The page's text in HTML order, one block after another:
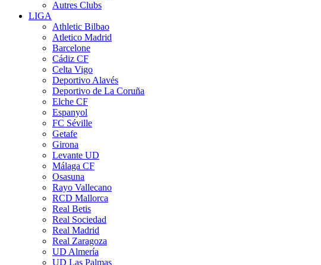
Autres Clubs
LIGA
Athletic Bilbao
Atletico Madrid
Barcelone
Cádiz CF
Celta Vigo
Deportivo Alavés
Deportivo de La Coruña
Elche CF
Espanyol
FC Séville
Getafe
Girona
Levante UD
Málaga CF
Osasuna
Rayo Vallecano
RCD Mallorca
Real Betis
Real Sociedad
Real Madrid
Real Zaragoza
UD Almería
UD Las Palmas